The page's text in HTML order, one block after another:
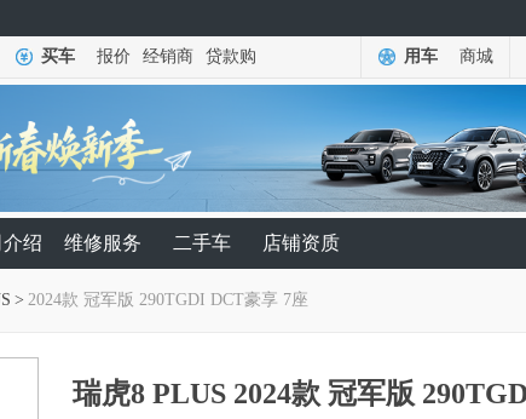
买车 报价 经销商 贷款购 用车 商城
绍 维修服务 二手车 店铺资质
> 2024款 冠军版 290TGDI DCT豪享 7座
瑞虎8 PLUS 2024款 冠军版